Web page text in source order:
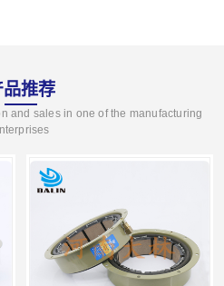
品推荐
and sales in one of the manufacturing